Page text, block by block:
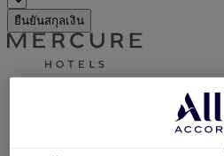
ยืนยันสกุลเงิน